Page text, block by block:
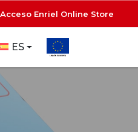
Acceso Enriel Online Store
ES